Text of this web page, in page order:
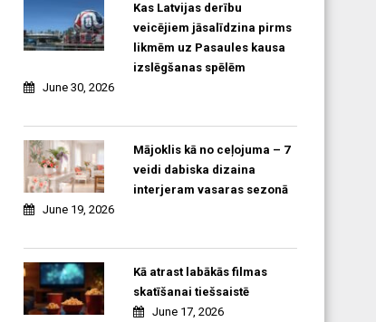
Kas Latvijas derību
veicējiem jāsalīdzina pirms
likmēm uz Pasaules kausa
izslēgšanas spēlēm
June 30, 2026
Mājoklis kā no ceļojuma – 7
veidi dabiska dizaina
interjeram vasaras sezonā
June 19, 2026
Kā atrast labākās filmas
skatīšanai tiešsaistē
June 17, 2026